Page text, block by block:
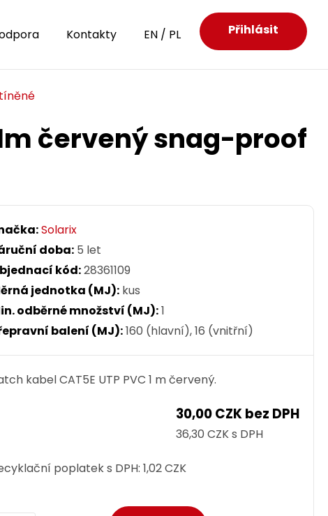
Kontakty EN / PL Přihlásit
1m červený snag-proof
Solarix
doba: 5 let
kód:28361109
jednotka (MJ): kus
odběrné množství (MJ):1
balení (MJ):160 (hlavní), 16 (vnitřní)
kabel CAT5E UTP PVC 1 m červený.
30,00 CZK bez DPH
36,30 CZK s DPH
poplatek s DPH: 1,02 CZK